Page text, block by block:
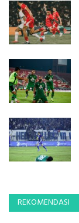
REKOMENDASI